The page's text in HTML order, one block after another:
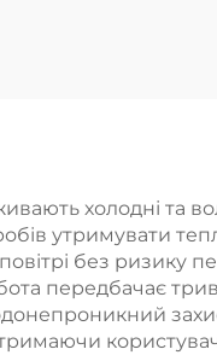
холодні та
утримувати
без ризику
передбачає